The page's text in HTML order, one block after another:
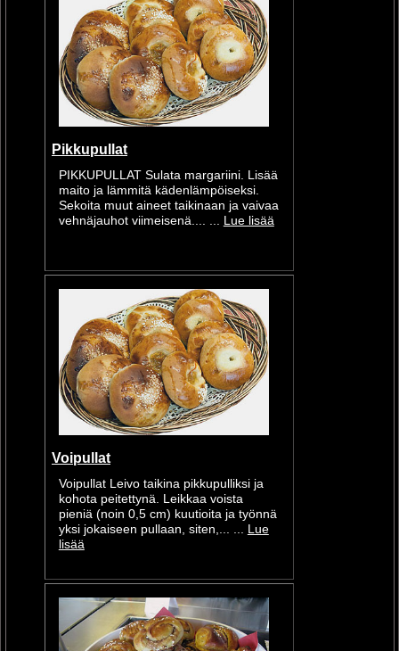
Pikkupullat
PIKKUPULLAT Sulata margariini. Lisää
maito ja lämmitä kädenlämpöiseksi.
Sekoita muut aineet taikinaan ja vaivaa
vehnäjauhot viimeisenä.... ... Lue lisää
Voipullat
Voipullat Leivo taikina pikkupulliksi ja
kohota peitettynä. Leikkaa voista
pieniä (noin 0,5 cm) kuutioita ja työnnä
yksi jokaiseen pullaan, siten,... ... Lue
lisää